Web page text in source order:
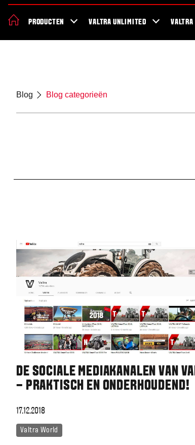
PRODUCTEN VALTRA UNLIMITED
Blog Blog categorieën
DE SOCIALE MEDIAKANALEN VAN
– PRAKTISCH EN ONDERHOUDEND!
17.12.2018
Valtra World